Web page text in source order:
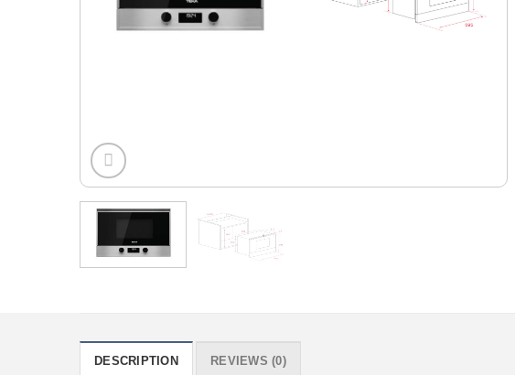
DESCRIPTION REVIEWS (0)